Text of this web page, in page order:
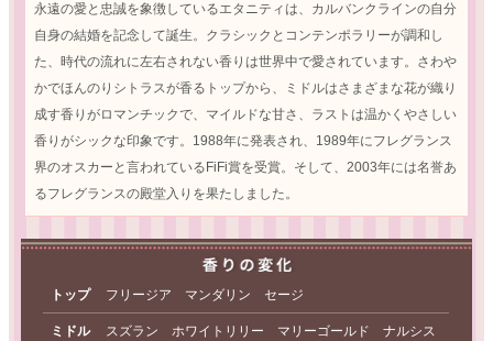
永遠の愛と忠誠を象徴しているエタニティは、カルバンクラインの自分
自身の結婚を記念して誕生。クラシックとコンテンポラリーが調和し
た、時代の流れに左右されない香りは世界中で愛されています。さわや
かでほんのりシトラスが香るトップから、ミドルはさまざまな花が織り
成す香りがロマンチックで、マイルドな甘さ、ラストは温かくやさしい
香りがシックな印象です。1988年に発表され、1989年にフレグランス
界のオスカーと言われているFiFi賞を受賞。そして、2003年には名誉あ
るフレグランスの殿堂入りを果たしました。
トップ フリージア マンダリン セージ
ミドル スズラン ホワイトリリー マリーゴールド ナルシス